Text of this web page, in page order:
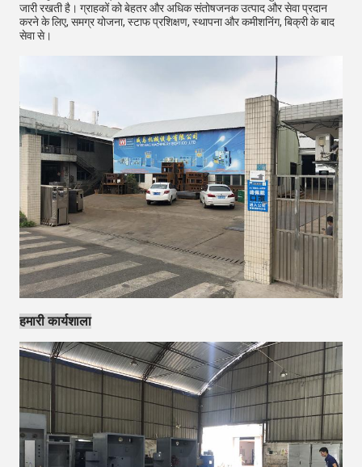
जारी रखती है। ग्राहकों को बेहतर और अधिक संतोषजनक उत्पाद और सेवा प्रदान
करने के लिए, समग्र योजना, स्टाफ प्रशिक्षण, स्थापना और कमीशनिंग, बिक्री के बाद
सेवा से।
हमारी कार्यशाला